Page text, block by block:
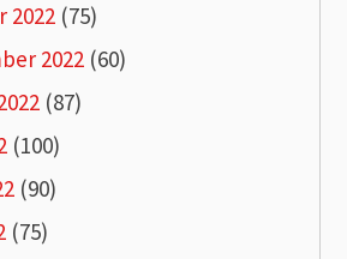
2022 (75)
2022 (60)
(87)
(100)
(90)
(75)